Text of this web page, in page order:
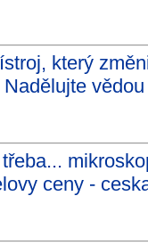
který
ceny -